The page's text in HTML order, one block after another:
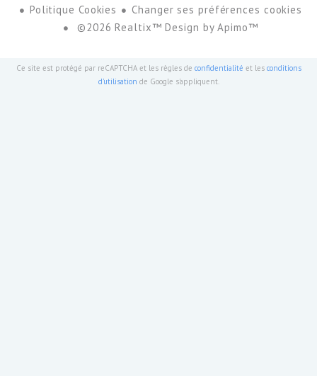
Politique Cookies
Changer ses préférences cookies
©2026 Realtix™ Design byApimo™
Ce site est protégé par reCAPTCHA et les règles de confidentialité et les conditions
d'utilisation de Google s'appliquent.